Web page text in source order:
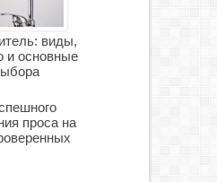
виды,
и основные
проса на